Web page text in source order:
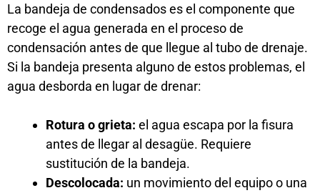
La bandeja de condensados es el componente que
recoge el agua generada en el proceso de
condensación antes de que llegue al tubo de drenaje.
Si la bandeja presenta alguno de estos problemas, el
agua desborda en lugar de drenar:
Rotura o grieta: el agua escapa por la fisura
antes de llegar al desagüe. Requiere
sustitución de la bandeja.
Descolocada: un movimiento del equipo o una